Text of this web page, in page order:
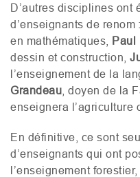
D’autres disciplines ont
d’enseignants de renom :
en mathématiques, Paul
dessin et construction,
l’enseignement de la
Grandeau , doyen de la
enseignera l’agriculture
En définitive, ce sont
d’enseignants qui ont
l’enseignement